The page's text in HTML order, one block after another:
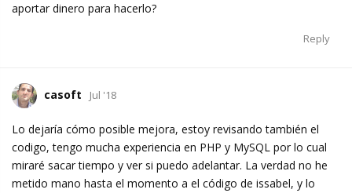
aportar dinero para hacerlo?
Reply
casoft Jul '18
Lo dejaría cómo posible mejora, estoy revisando también el
codigo, tengo mucha experiencia en PHP y MySQL por lo cual
miraré sacar tiempo y ver si puedo adelantar. La verdad no he
metido mano hasta el momento a el código de issabel, y lo